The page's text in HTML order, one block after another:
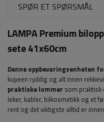
SPØR ET SPØRSMÅL
LAMPA Premium
sete 41x60cm
Denne oppbevaringsenheten
kupeen ryddig og alt innen
praktiske lommer som praktisk
leker, kabler, bilkosmetikk og et
rent og det viktigste alltid er